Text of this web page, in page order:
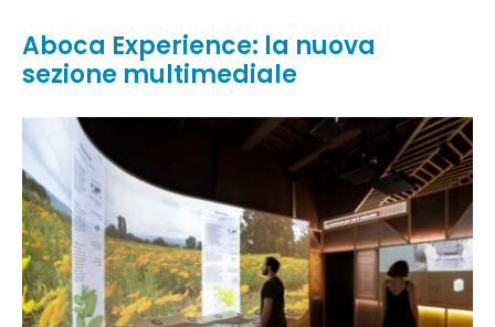
Aboca Experience: la nuova
sezione multimediale